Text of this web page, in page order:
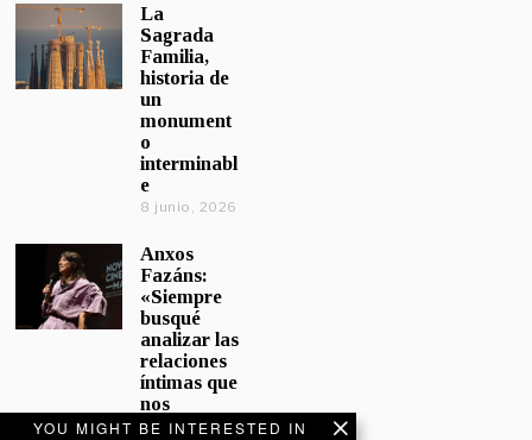
YOU MIGHT BE INTERESTED IN
La
Sagrada
Familia,
historia de
un
monument
o
interminabl
e
8 junio, 2026
Anxos
Fazáns:
«Siempre
busqué
analizar las
relaciones
íntimas que
nos
afectan»